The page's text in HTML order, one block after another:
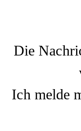
Die
Ich melde